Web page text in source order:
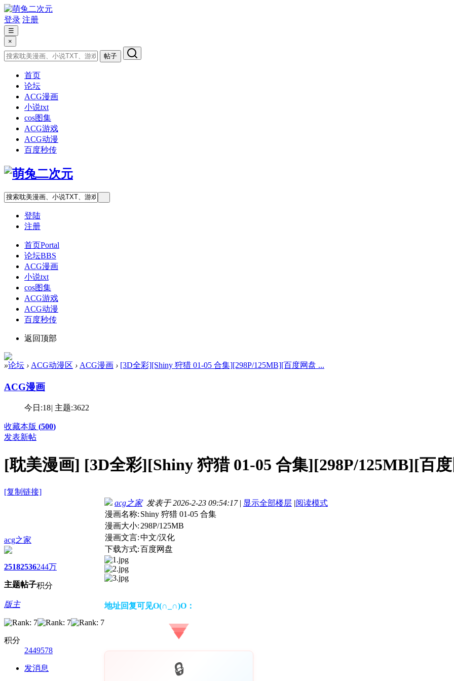
登录 注册
☰
×
帖子
首页
论坛
ACG漫画
小说txt
cos图集
ACG游戏
ACG动漫
百度秒传
登陆
注册
首页Portal
论坛BBS
ACG漫画
小说txt
cos图集
ACG游戏
ACG动漫
百度秒传
返回顶部
»论坛 › ACG动漫区 › ACG漫画 › [3D全彩][Shiny 狩猎 01-05 合集][298P/125MB][百度网盘 ...
ACG漫画
今日:18| 主题:3622
收藏本版 (500)
发表新帖
[耽美漫画] [3D全彩][Shiny 狩猎 01-05 合集][298P/125MB][百
[复制链接]
acg之家
2518
主题
2536
帖子
244万
积分
版主
积分
2449578
发消息
acg之家发表于 2026-2-23 09:54:17 | 显示全部楼层 |阅读模式
漫画名称: Shiny 狩猎 01-05 合集
漫画大小: 298P/125MB
漫画文言:中文/汉化
下载方式:百度网盘
地址回复可见O(∩_∩)O：